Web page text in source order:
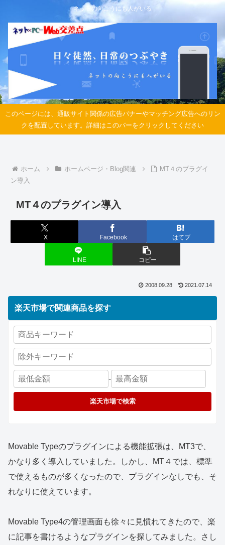
ネットの向こうにも人がいる
このページには、通販サイト関係の広告バナーやマッチング広告へのリン
クを配置しています。詳細はこのバーをクリックしてください
ホーム ホームページ・Blog関連
MT４のプラグイ
ン導入
MT４のプラグイン導入
X Facebook はてブ
LINE コピー
2008.09.28 2021.07.14
楽天市場で関連商品を探す
-
楽天市場で検索
Movable Typeのプラグインによる機能拡張は、MT3で、
かなり多く導入していました。しかし、MT４では、標準
で使えるものが多くなったので、プラグインなしでも、そ
れなりに使えています。
Movable Type4の管理画面も徐々に見慣れてきたので、楽
に記事を書けるようなプラグインを探してみました。さし